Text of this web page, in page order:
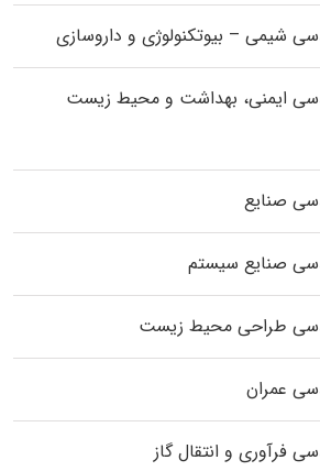
شیمی – بیوتکنولوژی و داروسازی
ایمنی، بهداشت و محیط زیست
صنایع
صنایع سیستم
طراحی محیط زیست
عمران
فرآوری و انتقال گاز